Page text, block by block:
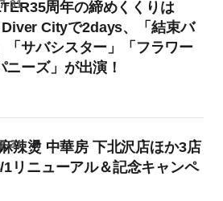
周年の締めくくりは
Cityで2days、「結束バ
「サバシスター」「フラワー
ニーズ」が出演！
31
辣燙 中華房 下北沢店ほか3店
1リニューアル＆記念キャンペ
31